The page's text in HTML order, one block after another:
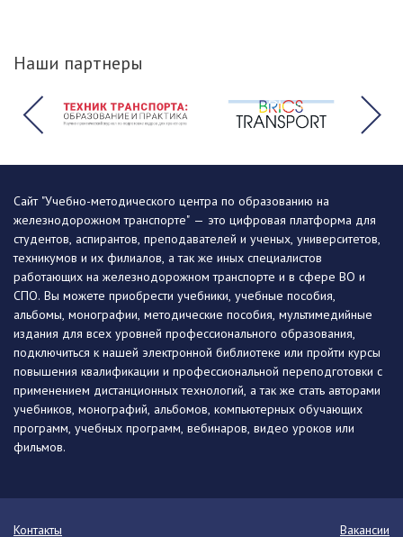
Наши партнеры
Сайт "Учебно-методического центра по образованию на
железнодорожном транспорте" — это цифровая платформа для
студентов, аспирантов, преподавателей и ученых, университетов,
техникумов и их филиалов, а так же иных специалистов
работающих на железнодорожном транспорте и в сфере ВО и
СПО. Вы можете приобрести учебники, учебные пособия,
альбомы, монографии, методические пособия, мультимедийные
издания для всех уровней профессионального образования,
подключиться к нашей электронной библиотеке или пройти курсы
повышения квалификации и профессиональной переподготовки с
применением дистанционных технологий, а так же стать авторами
учебников, монографий, альбомов, компьютерных обучающих
программ, учебных программ, вебинаров, видео уроков или
фильмов.
Контакты Вакансии